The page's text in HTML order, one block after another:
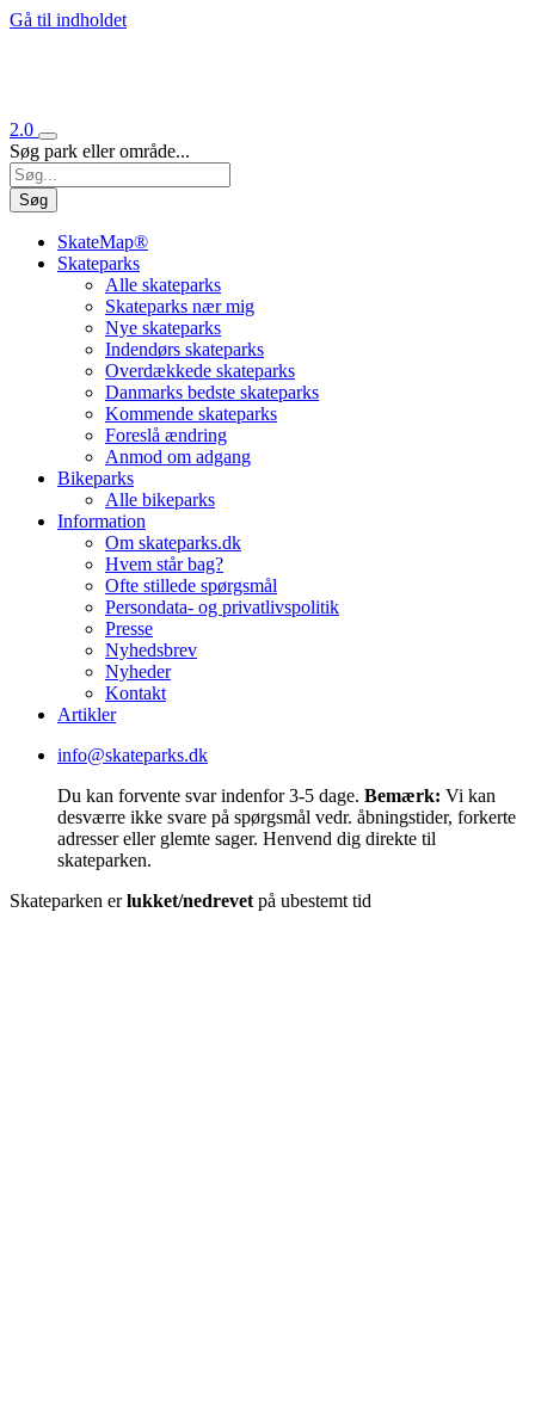
Gå til indholdet
2.0
Søg park eller område...
Søg
SkateMap®
Skateparks
Alle skateparks
Skateparks nær mig
Nye skateparks
Indendørs skateparks
Overdækkede skateparks
Danmarks bedste skateparks
Kommende skateparks
Foreslå ændring
Anmod om adgang
Bikeparks
Alle bikeparks
Information
Om skateparks.dk
Hvem står bag?
Ofte stillede spørgsmål
Persondata- og privatlivspolitik
Presse
Nyhedsbrev
Nyheder
Kontakt
Artikler
info@skateparks.dk
Du kan forvente svar indenfor 3-5 dage. Bemærk: Vi kan
desværre ikke svare på spørgsmål vedr. åbningstider, forkerte
adresser eller glemte sager. Henvend dig direkte til
skateparken.
Skateparken erlukket/nedrevet på ubestemt tid